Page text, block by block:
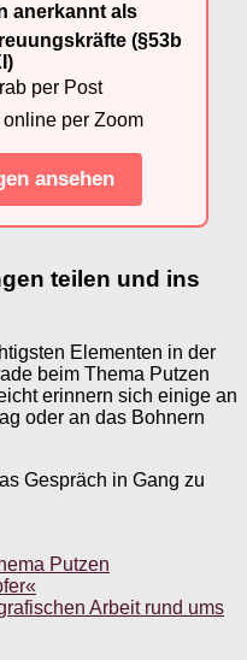
anerkannt als
(§53b
per Post
per Zoom
ansehen
teilen und ins
Elementen in der
beim Thema Putzen
erinnern sich einige an
oder an das Bohnern
Gespräch in Gang zu
Putzen
Arbeit rund ums